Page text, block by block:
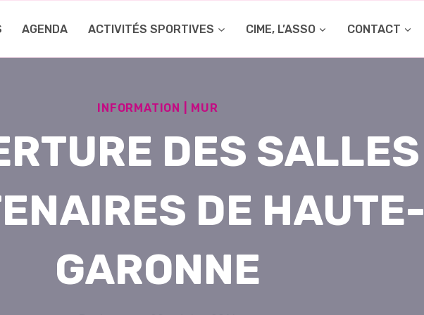
AGENDA ACTIVITÉS SPORTIVES CIME, L’ASSO CONTACT
INFORMATION MUR
DES SALLES
DE HAUTE-
GARONNE